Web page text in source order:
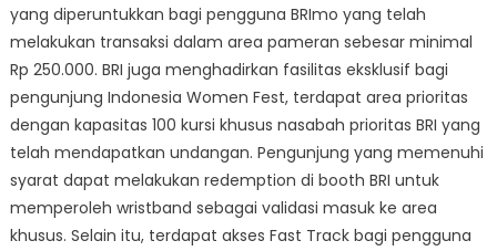
yang diperuntukkan bagi pengguna BRImo yang telah
melakukan transaksi dalam area pameran sebesar minimal
Rp 250.000. BRI juga menghadirkan fasilitas eksklusif bagi
pengunjung Indonesia Women Fest, terdapat area prioritas
dengan kapasitas 100 kursi khusus nasabah prioritas BRI yang
telah mendapatkan undangan. Pengunjung yang memenuhi
syarat dapat melakukan redemption di booth BRI untuk
memperoleh wristband sebagai validasi masuk ke area
khusus. Selain itu, terdapat akses Fast Track bagi pengguna